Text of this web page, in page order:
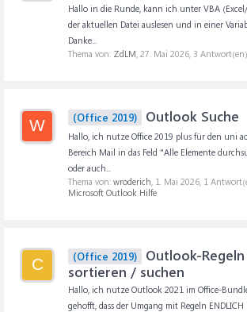
Hallo in die Runde, kann ich unter VBA
der aktuellen Datei auslesen und in einer
Danke...
Thema von: ZdLM, 27. Mai 2026, 3
W (Office 2019) Outlook Suche
Hallo, ich nutze Office 2019 plus für den uni
Bereich Mail in das Feld "Alle Elemente
oder auch...
Thema von: wroderich, 1. Mai 2026, 1
Microsoft Outlook Hilfe
C (Office 2019)
Outlook-Regeln
sortieren / suchen
Hallo, ich nutze Outlook 2021 im Office-
gehofft, dass der Umgang mit Regeln